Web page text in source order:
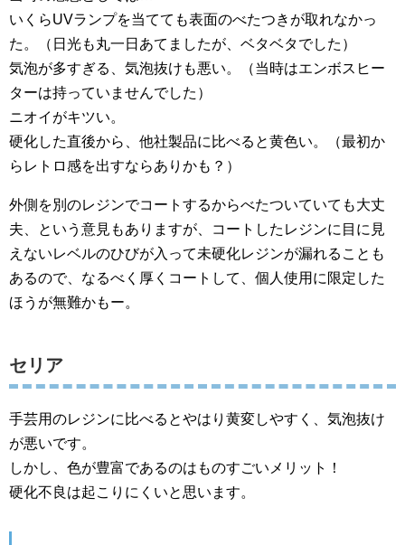
いくらUVランプを当てても表面のべたつきが取れなかっ
た。（日光も丸一日あてましたが、ベタベタでした）
気泡が多すぎる、気泡抜けも悪い。（当時はエンボスヒー
ターは持っていませんでした）
ニオイがキツい。
硬化した直後から、他社製品に比べると黄色い。（最初か
らレトロ感を出すならありかも？）
外側を別のレジンでコートするからべたついていても大丈
夫、という意見もありますが、コートしたレジンに目に見
えないレベルのひびが入って未硬化レジンが漏れることも
あるので、なるべく厚くコートして、個人使用に限定した
ほうが無難かもー。
セリア
手芸用のレジンに比べるとやはり黄変しやすく、気泡抜け
が悪いです。
しかし、色が豊富であるのはものすごいメリット！
硬化不良は起こりにくいと思います。